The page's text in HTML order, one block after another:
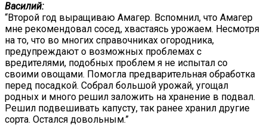
Василий:
“Второй год выращиваю Амагер. Вспомнил, что Амагер
мне рекомендовал сосед, хвастаясь урожаем. Несмотря
на то, что во многих справочниках огородника,
предупреждают о возможных проблемах с
вредителями, подобных проблем я не испытал со
своими овощами. Помогла предварительная обработка
перед посадкой. Собрал большой урожай, угощал
родных и много решил заложить на хранение в подвал.
Решил подвешивать капусту, так ранее хранил другие
сорта. Остался довольным.”